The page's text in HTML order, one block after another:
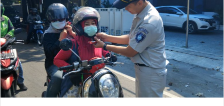
n
e
m
a
i
l